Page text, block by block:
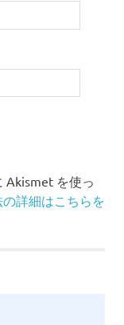
Akismet を使っ
詳細はこちらを